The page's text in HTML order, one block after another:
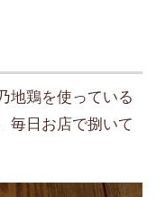
地鶏を使っている
毎日お店で捌いて